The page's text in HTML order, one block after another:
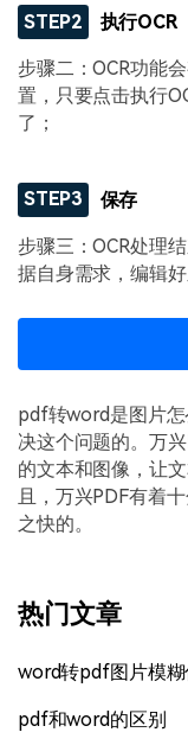
STEP2 执行OCR
步骤二：OCR功能
置，只要点击执行
了；
STEP3 保存
步骤三：OCR处理
据自身需求，编辑
pdf转word是图片
决这个问题的。万
的文本和图像，让
且，万兴PDF有着
之快的。
热门文章
word转pdf图片模糊
pdf和word的区别